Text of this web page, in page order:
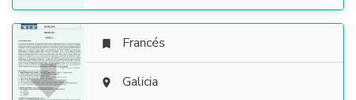

 Francés
 Galicia